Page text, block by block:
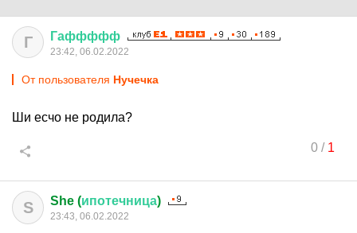
Г Гаффффф
23:42, 06.02.2022
От пользователя Нучечка
Ши есчо не родила?
0/ 1
S She (ипотечница)
23:43, 06.02.2022